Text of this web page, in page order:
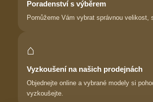
Poradenství s výběrem
Pomůžeme Vám vybrat správnou velikost,
⌂
Vyzkoušení na našich prodejnách
Objednejte online a vybrané modely si
vyzkoušejte.